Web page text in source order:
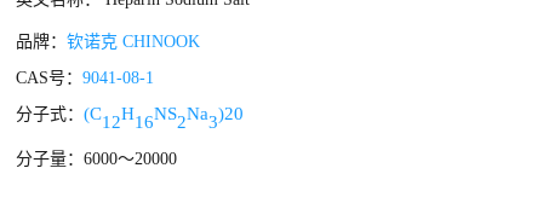
品牌：钦诺克 CHINOOK
CAS号：9041-08-1
分子式：(C12H16NS2Na3)20
分子量：6000～20000